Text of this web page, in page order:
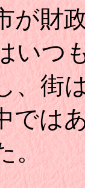
が財
いつ
、街
では
。